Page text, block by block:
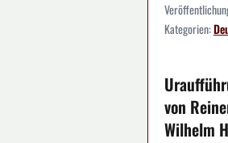
Kategorien:
von
Wilhelm